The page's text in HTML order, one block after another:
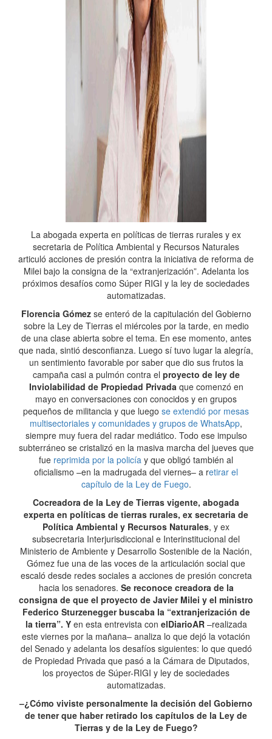
La abogada experta en políticas de tierras rurales y ex
secretaria de Política Ambiental y Recursos Naturales
articuló acciones de presión contra la iniciativa de reforma de
Milei bajo la consigna de la “extranjerización”. Adelanta los
próximos desafíos como Súper RIGI y la ley de sociedades
automatizadas.
Florencia Gómezse enteró de la capitulación del Gobierno
sobre la Ley de Tierras el miércoles por la tarde, en medio
de una clase abierta sobre el tema. En ese momento, antes
que nada, sintió desconfianza. Luego sí tuvo lugar la alegría,
un sentimiento favorable por saber que dio sus frutos la
campaña casi a pulmón contra el proyecto de ley de
Inviolabilidad de Propiedad Privadaque comenzó en
mayo en conversaciones con conocidos y en grupos
pequeños de militancia y que luego se extendió por mesas
multisectoriales y comunidades y grupos de WhatsApp,
siempre muy fuera del radar mediático. Todo ese impulso
subterráneo se cristalizó en la masiva marcha del jueves que
fue reprimida por la policía y que obligó también al
oficialismo –en la madrugada del viernes– a retirar el
capítulo de la Ley de Fuego.
Cocreadora de la Ley de Tierras vigente, abogada
experta en políticas de tierras rurales, ex secretaria de
Política Ambiental y Recursos Naturales, y ex
subsecretaria Interjurisdiccional e Interinstitucional del
Ministerio de Ambiente y Desarrollo Sostenible de la Nación,
Gómez fue una de las voces de la articulación social que
escaló desde redes sociales a acciones de presión concreta
hacia los senadores. Se reconoce creadora de la
consigna de que el proyecto de Javier Milei y el ministro
Federico Sturzenegger buscaba la “extranjerización de
la tierra”. Y en esta entrevista con elDiarioAR–realizada
este viernes por la mañana– analiza lo que dejó la votación
del Senado y adelanta los desafíos siguientes: lo que quedó
de Propiedad Privada que pasó a la Cámara de Diputados,
los proyectos de Súper-RIGI y ley de sociedades
automatizadas.
–¿Cómo viviste personalmente la decisión del Gobierno
de tener que haber retirado los capítulos de la Ley de
Tierras y de la Ley de Fuego?